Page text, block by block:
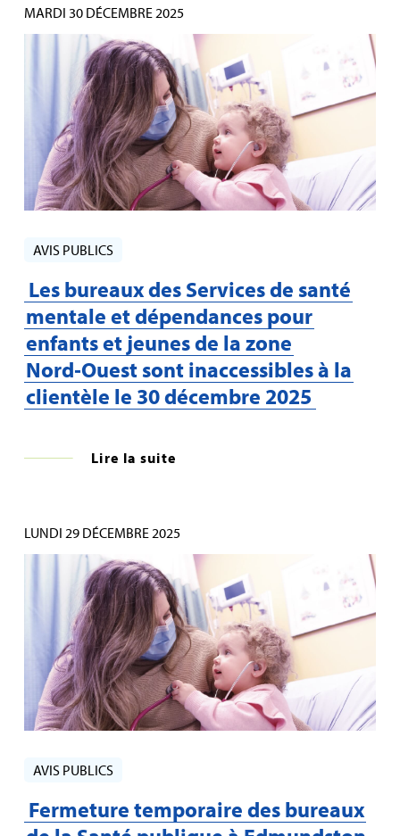
MARDI 30 DÉCEMBRE 2025
AVIS PUBLICS
Les bureaux des Services de santé
mentale et dépendances pour
enfants et jeunes de la zone
Nord‑Ouest sont inaccessibles à la
clientèle le 30 décembre 2025
Lire la suite
LUNDI 29 DÉCEMBRE 2025
AVIS PUBLICS
Fermeture temporaire des bureaux